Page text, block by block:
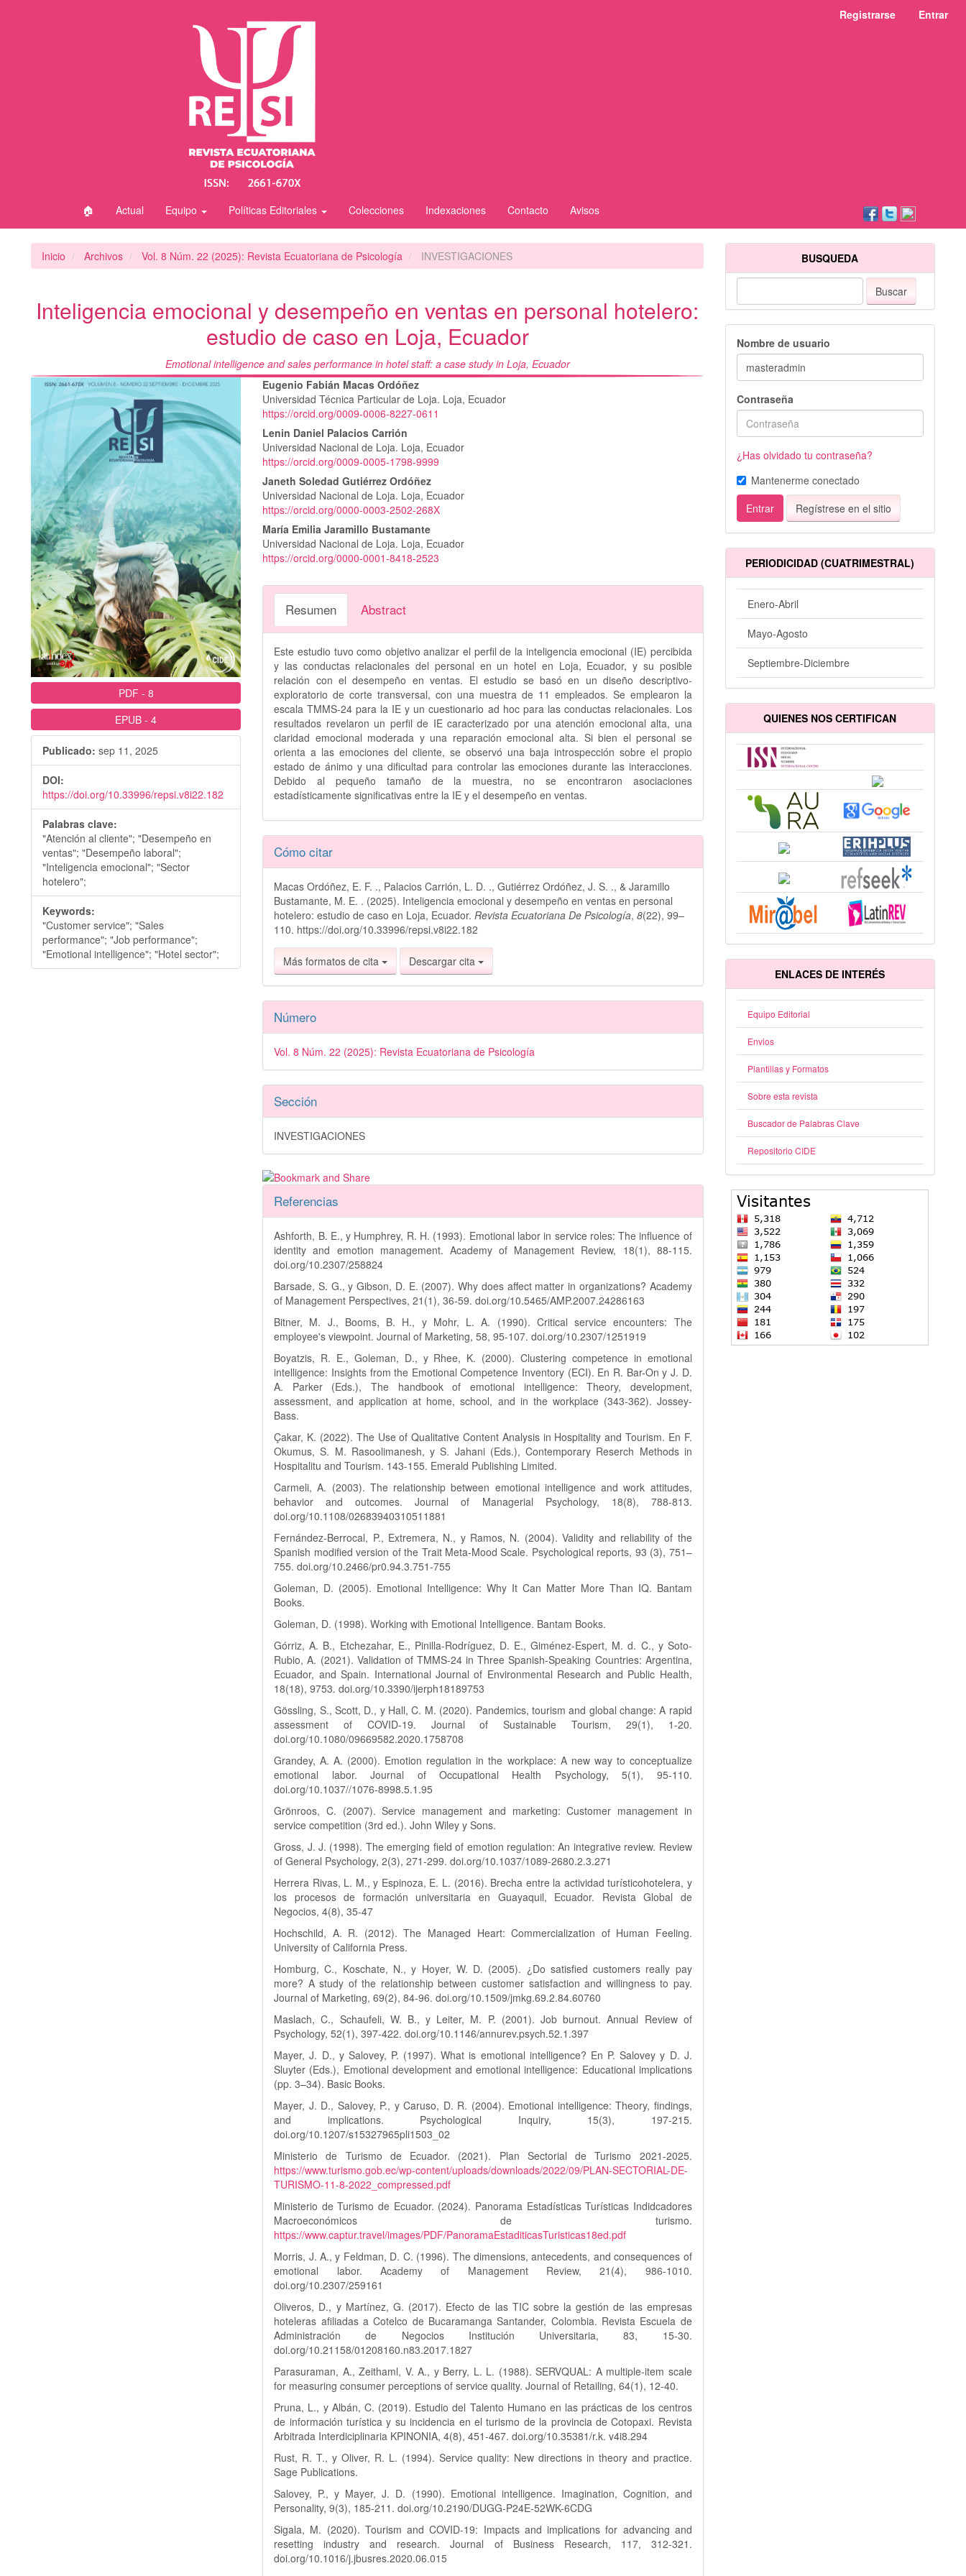
Registrarse Entrar
🏠 Actual Equipo Políticas Editoriales Colecciones Indexaciones Contacto Avisos
Inicio Archivos Vol. 8 Núm. 22 (2025): Revista Ecuatoriana de Psicología INVESTIGACIONES
Inteligencia emocional y desempeño en ventas en personal hotelero:
estudio de caso en Loja, Ecuador
Emotional intelligence and sales performance in hotel staff: a case study in Loja, Ecuador
Barra
lateral
del
artículo
PDF - 8
EPUB-4
Publicado: sep 11, 2025
DOI:
https://doi.org/10.33996/repsi.v8i22.182
Palabras clave:
"Atención al cliente"; "Desempeño en
ventas"; "Desempeño laboral";
"Inteligencia emocional"; "Sector
hotelero";
Keywords:
"Customer service"; "Sales
performance"; "Job performance";
"Emotional intelligence"; "Hotel sector";
Contenido
principal
del
artículo
Eugenio Fabián Macas Ordóñez
Universidad Técnica Particular de Loja. Loja, Ecuador
https://orcid.org/0009-0006-8227-0611
Lenin Daniel Palacios Carrión
Universidad Nacional de Loja. Loja, Ecuador
https://orcid.org/0009-0005-1798-9999
Janeth Soledad Gutiérrez Ordóñez
Universidad Nacional de Loja. Loja, Ecuador
https://orcid.org/0000-0003-2502-268X
María Emilia Jaramillo Bustamante
Universidad Nacional de Loja. Loja, Ecuador
https://orcid.org/0000-0001-8418-2523
Resumen Abstract
Este estudio tuvo como objetivo analizar el perfil de la inteligencia emocional (IE) percibida
y las conductas relacionales del personal en un hotel en Loja, Ecuador, y su posible
relación con el desempeño en ventas. El estudio se basó en un diseño descriptivo-
exploratorio de corte transversal, con una muestra de 11 empleados. Se emplearon la
escala TMMS-24 para la IE y un cuestionario ad hoc para las conductas relacionales. Los
resultados revelaron un perfil de IE caracterizado por una atención emocional alta, una
claridad emocional moderada y una reparación emocional alta. Si bien el personal se
orienta a las emociones del cliente, se observó una baja introspección sobre el propio
estado de ánimo y una dificultad para controlar las emociones durante las interacciones.
Debido al pequeño tamaño de la muestra, no se encontraron asociaciones
estadísticamente significativas entre la IE y el desempeño en ventas.
Detalles
del
artículo
Cómo citar
Macas Ordóñez, E. F. ., Palacios Carrión, L. D. ., Gutiérrez Ordóñez, J. S. ., & Jaramillo
Bustamante, M. E. . (2025). Inteligencia emocional y desempeño en ventas en personal
hotelero: estudio de caso en Loja, Ecuador. Revista Ecuatoriana De Psicología,8(22), 99–
110. https://doi.org/10.33996/repsi.v8i22.182
Más formatos de cita Descargar cita
Número
Vol. 8 Núm. 22 (2025): Revista Ecuatoriana de Psicología
Sección
INVESTIGACIONES
Referencias
Ashforth, B. E., y Humphrey, R. H. (1993). Emotional labor in service roles: The influence of
identity and emotion management. Academy of Management Review, 18(1), 88-115.
doi.org/10.2307/258824
Barsade, S. G., y Gibson, D. E. (2007). Why does affect matter in organizations? Academy
of Management Perspectives, 21(1), 36-59. doi.org/10.5465/AMP.2007.24286163
Bitner, M. J., Booms, B. H., y Mohr, L. A. (1990). Critical service encounters: The
employee's viewpoint. Journal of Marketing, 58, 95-107. doi.org/10.2307/1251919
Boyatzis, R. E., Goleman, D., y Rhee, K. (2000). Clustering competence in emotional
intelligence: Insights from the Emotional Competence Inventory (ECI). En R. Bar-On y J. D.
A. Parker (Eds.), The handbook of emotional intelligence: Theory, development,
assessment, and application at home, school, and in the workplace (343-362). Jossey-
Bass.
Çakar, K. (2022). The Use of Qualitative Content Analysis in Hospitality and Tourism. En F.
Okumus, S. M. Rasoolimanesh, y S. Jahani (Eds.), Contemporary Reserch Methods in
Hospitalitu and Tourism. 143-155. Emerald Publishing Limited.
Carmeli, A. (2003). The relationship between emotional intelligence and work attitudes,
behavior and outcomes. Journal of Managerial Psychology, 18(8), 788-813.
doi.org/10.1108/02683940310511881
Fernández-Berrocal, P., Extremera, N., y Ramos, N. (2004). Validity and reliability of the
Spanish modified version of the Trait Meta-Mood Scale. Psychological reports, 93 (3), 751–
755. doi.org/10.2466/pr0.94.3.751-755
Goleman, D. (2005). Emotional Intelligence: Why It Can Matter More Than IQ. Bantam
Books.
Goleman, D. (1998). Working with Emotional Intelligence. Bantam Books.
Górriz, A. B., Etchezahar, E., Pinilla-Rodríguez, D. E., Giménez-Espert, M. d. C., y Soto-
Rubio, A. (2021). Validation of TMMS-24 in Three Spanish-Speaking Countries: Argentina,
Ecuador, and Spain. International Journal of Environmental Research and Public Health,
18(18), 9753. doi.org/10.3390/ijerph18189753
Gössling, S., Scott, D., y Hall, C. M. (2020). Pandemics, tourism and global change: A rapid
assessment of COVID-19. Journal of Sustainable Tourism, 29(1), 1-20.
doi.org/10.1080/09669582.2020.1758708
Grandey, A. A. (2000). Emotion regulation in the workplace: A new way to conceptualize
emotional labor. Journal of Occupational Health Psychology, 5(1), 95-110.
doi.org/10.1037//1076-8998.5.1.95
Grönroos, C. (2007). Service management and marketing: Customer management in
service competition (3rd ed.). John Wiley y Sons.
Gross, J. J. (1998). The emerging field of emotion regulation: An integrative review. Review
of General Psychology, 2(3), 271-299. doi.org/10.1037/1089-2680.2.3.271
Herrera Rivas, L. M., y Espinoza, E. L. (2016). Brecha entre la actividad turísticohotelera, y
los procesos de formación universitaria en Guayaquil, Ecuador. Revista Global de
Negocios, 4(8), 35-47
Hochschild, A. R. (2012). The Managed Heart: Commercialization of Human Feeling.
University of California Press.
Homburg, C., Koschate, N., y Hoyer, W. D. (2005). ¿Do satisfied customers really pay
more? A study of the relationship between customer satisfaction and willingness to pay.
Journal of Marketing, 69(2), 84-96. doi.org/10.1509/jmkg.69.2.84.60760
Maslach, C., Schaufeli, W. B., y Leiter, M. P. (2001). Job burnout. Annual Review of
Psychology, 52(1), 397-422. doi.org/10.1146/annurev.psych.52.1.397
Mayer, J. D., y Salovey, P. (1997). What is emotional intelligence? En P. Salovey y D. J.
Sluyter (Eds.), Emotional development and emotional intelligence: Educational implications
(pp. 3–34). Basic Books.
Mayer, J. D., Salovey, P., y Caruso, D. R. (2004). Emotional intelligence: Theory, findings,
and implications. Psychological Inquiry, 15(3), 197-215.
doi.org/10.1207/s15327965pli1503_02
Ministerio de Turismo de Ecuador. (2021). Plan Sectorial de Turismo 2021-2025.
https://www.turismo.gob.ec/wp-content/uploads/downloads/2022/09/PLAN-SECTORIAL-DE-
TURISMO-11-8-2022_compressed.pdf
Ministerio de Turismo de Ecuador. (2024). Panorama Estadísticas Turísticas Indidcadores
Macroeconómicos de turismo.
https://www.captur.travel/images/PDF/PanoramaEstaditicasTuristicas18ed.pdf
Morris, J. A., y Feldman, D. C. (1996). The dimensions, antecedents, and consequences of
emotional labor. Academy of Management Review, 21(4), 986-1010.
doi.org/10.2307/259161
Oliveros, D., y Martínez, G. (2017). Efecto de las TIC sobre la gestión de las empresas
hoteleras afiliadas a Cotelco de Bucaramanga Santander, Colombia. Revista Escuela de
Administración de Negocios Institución Universitaria, 83, 15-30.
doi.org/10.21158/01208160.n83.2017.1827
Parasuraman, A., Zeithaml, V. A., y Berry, L. L. (1988). SERVQUAL: A multiple-item scale
for measuring consumer perceptions of service quality. Journal of Retailing, 64(1), 12-40.
Pruna, L., y Albán, C. (2019). Estudio del Talento Humano en las prácticas de los centros
de información turística y su incidencia en el turismo de la provincia de Cotopaxi. Revista
Arbitrada Interdiciplinaria KPINONIA, 4(8), 451-467. doi.org/10.35381/r.k. v4i8.294
Rust, R. T., y Oliver, R. L. (1994). Service quality: New directions in theory and practice.
Sage Publications.
Salovey, P., y Mayer, J. D. (1990). Emotional intelligence. Imagination, Cognition, and
Personality, 9(3), 185-211. doi.org/10.2190/DUGG-P24E-52WK-6CDG
Sigala, M. (2020). Tourism and COVID-19: Impacts and implications for advancing and
resetting industry and research. Journal of Business Research, 117, 312-321.
doi.org/10.1016/j.jbusres.2020.06.015
BUSQUEDA
Buscar
Nombre de usuario
Contraseña
¿Has olvidado tu contraseña?
Mantenerme conectado
Entrar
Regístrese en el sitio
PERIODICIDAD (CUATRIMESTRAL)
Enero-Abril
Mayo-Agosto
Septiembre-Diciembre
QUIENES NOS CERTIFICAN
ENLACES DE INTERÉS
Equipo Editorial
Envios
Plantillas y Formatos
Sobre esta revista
Buscador de Palabras Clave
Repositorio CIDE